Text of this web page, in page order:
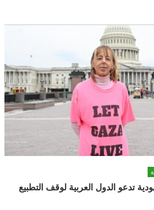
تدعو الدول العربية لوقف التطبيع